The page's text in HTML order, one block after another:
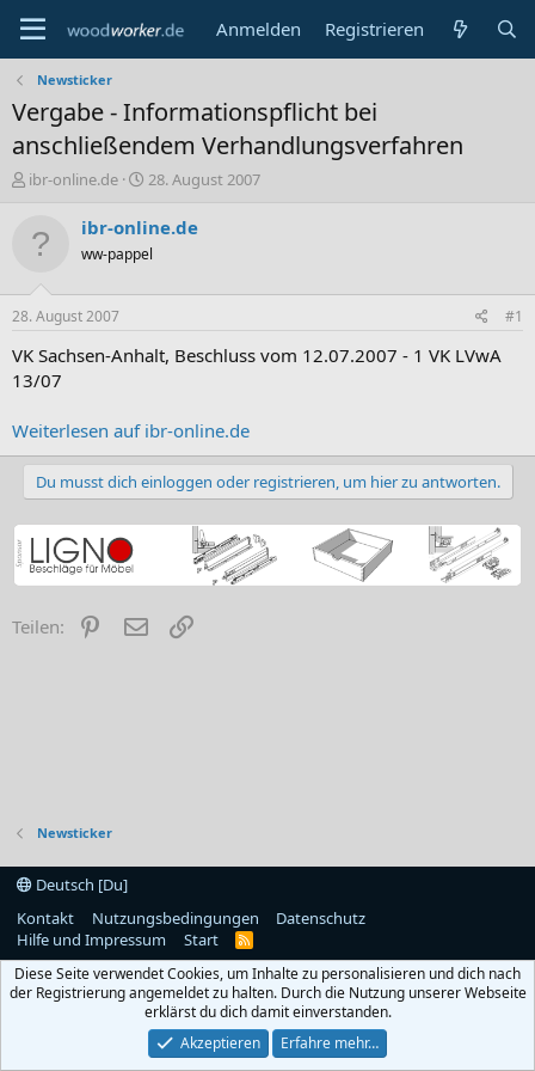
Anmelden Registrieren
Newsticker
Vergabe - Informationspflicht bei
anschließendem Verhandlungsverfahren
E
t
e
r
ibr-online.de
E
s
t
e
a
28. August 2007
ibr-online.de
ww-pappel
28. August 2007 #1
VK Sachsen-Anhalt, Beschluss vom 12.07.2007 - 1 VK LVwA
13/07
Weiterlesen auf ibr-online.de
Du musst dich einloggen oder registrieren, um hier zu antworten.
Teilen: PinterestE-Mail
Newsticker
Deutsch [Du]
Kontakt
Nutzungsbedingungen
Datenschutz
Hilfe und Impressum
Start
R
S
Diese Seite verwendet Cookies, um Inhalte zu personalisieren und dich nach
der Registrierung angemeldet zu halten. Durch die Nutzung unserer Webseite
erklärst du dich damit einverstanden.
Akzeptieren
Erfahre mehr…